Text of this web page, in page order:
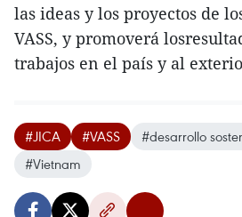
las ideas y los proyectos de
VASS, y promoverá
trabajos en el país y al
#JICA #VASS #desarrollo
#Vietnam